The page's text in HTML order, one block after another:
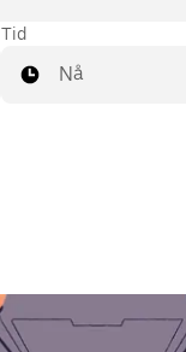
Tid
Nå